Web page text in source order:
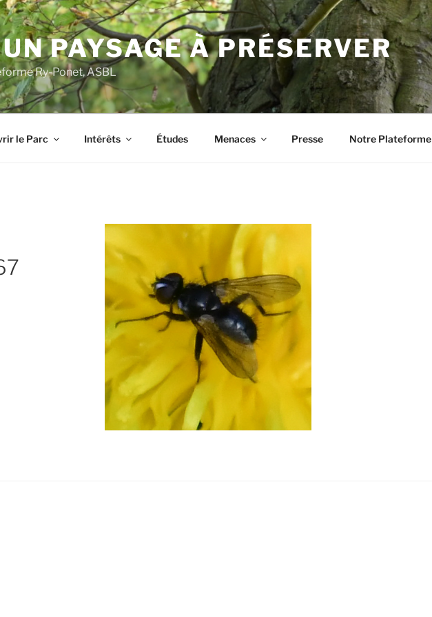
PAYSAGE À PRÉSERVER
Ry-Ponet, ASBL
le Parc Intérêts Études Menaces Presse Notre Plateforme